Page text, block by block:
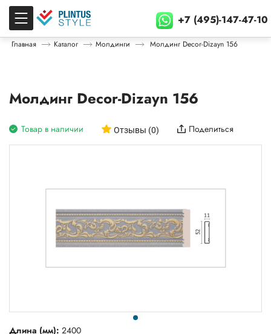
+7 (495)-147-47-10
Главная Каталог Молдинги Молдинг Decor-Dizayn 156
Молдинг Decor-Dizayn 156
Товар в наличии Отзывы (0) Поделиться
Длина (мм): 2400